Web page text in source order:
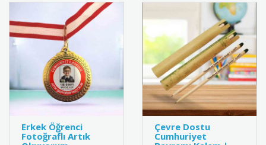
Erkek Öğrenci
Fotoğraflı Artık
Çevre Dostu
Cumhuriyet